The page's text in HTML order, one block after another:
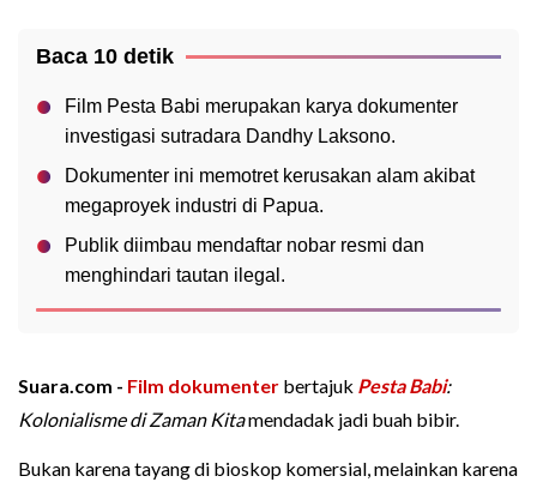
Baca 10 detik
Film Pesta Babi merupakan karya dokumenter
investigasi sutradara Dandhy Laksono.
Dokumenter ini memotret kerusakan alam akibat
megaproyek industri di Papua.
Publik diimbau mendaftar nobar resmi dan
menghindari tautan ilegal.
Suara.com - Film dokumenter bertajuk Pesta Babi:
Kolonialisme di Zaman Kitamendadak jadi buah bibir.
Bukan karena tayang di bioskop komersial, melainkan karena